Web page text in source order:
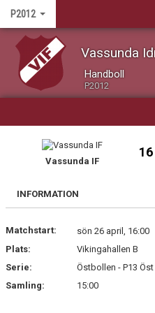
P2012
Vassunda
Handboll
P2012
KALENDER
MATCHER
TRUPPEN / KONTAKT
BILDGALLERI
Vassunda IF
INFORMATION
Matchstart:
sön 26 april, 16:00
Plats:
Vikingahallen B
Serie:
Östbollen - P13 Öst
Samling:
15:00